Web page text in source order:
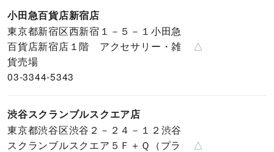
小田急百貨店新宿店
東京都新宿区西新宿１－５－１小田急
百貨店新宿店１階 アクセサリー・雑
貨売場
03-3344-5343
△
渋谷スクランブルスクエア店
東京都渋谷区渋谷２－２４－１２渋谷
スクランブルスクエア５Ｆ＋Ｑ（プラ
△